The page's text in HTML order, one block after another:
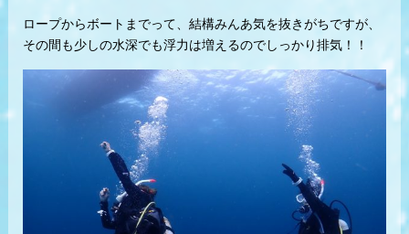
ロープからボートまでって、結構みんあ気を抜きがちですが、
その間も少しの水深でも浮力は増えるのでしっかり排気！！